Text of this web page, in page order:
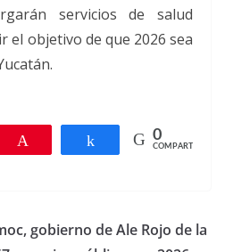
servicios de salud
el objetivo de que 2026 sea
Compartir
0
COMPARTIR
gobierno de Ale Rojo de la